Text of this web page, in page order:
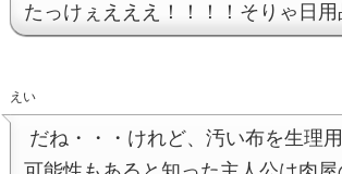
たっけぇえええ！！！！そりゃ日
えい
だね・・・けれど、汚い布を生理